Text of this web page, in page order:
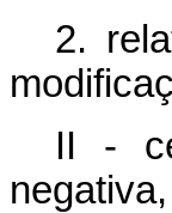
2.
II -